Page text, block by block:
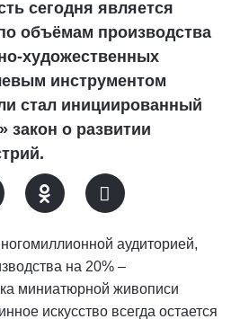
сегодня является
объёмам производства
художественных
инструментом
стал инициированный
закон о развитии
аудиторией,
на 20% –
миниатюрной живописи
искусство всегда остается